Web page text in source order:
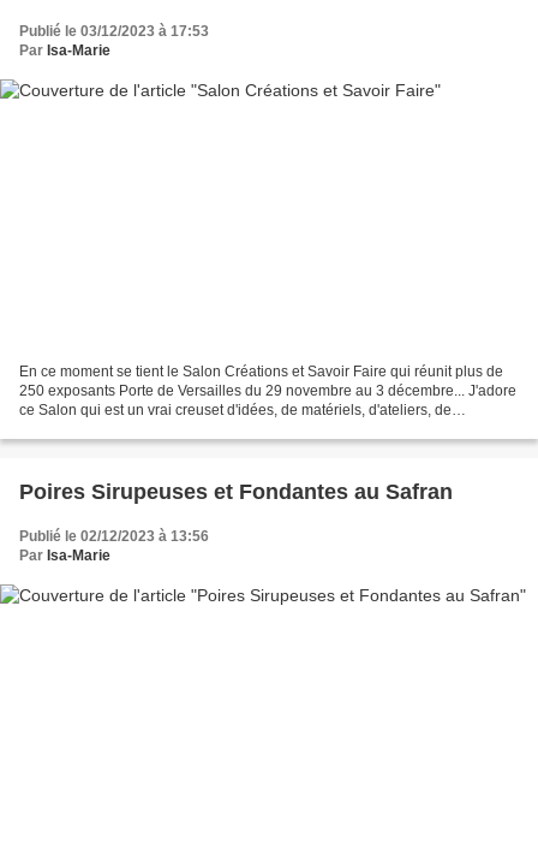
Publié le 03/12/2023 à 17:53
Par Isa-Marie
En ce moment se tient le Salon Créations et Savoir Faire qui réunit plus de
250 exposants Porte de Versailles du 29 novembre au 3 décembre... J'adore
ce Salon qui est un vrai creuset d'idées, de matériels, d'ateliers, de
Poires Sirupeuses et Fondantes au Safran
Publié le 02/12/2023 à 13:56
Par Isa-Marie